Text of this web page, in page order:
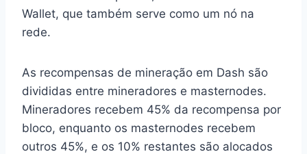
Wallet, que também serve como um nó na
rede.
As recompensas de mineração em Dash são
divididas entre mineradores e masternodes.
Mineradores recebem 45% da recompensa por
bloco, enquanto os masternodes recebem
outros 45%, e os 10% restantes são alocados